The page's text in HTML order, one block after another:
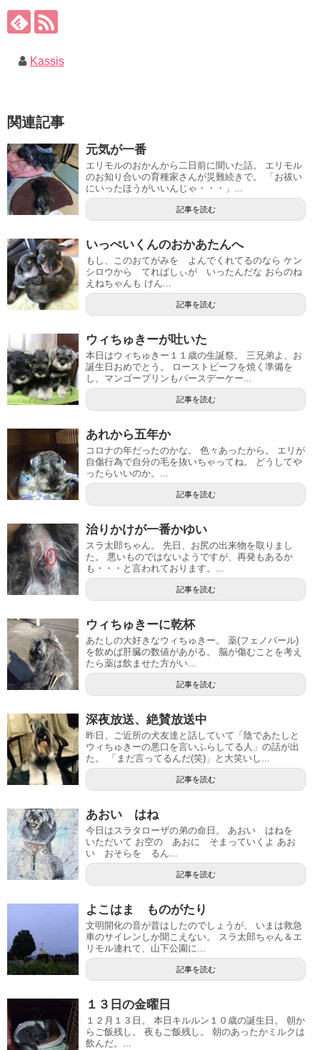
Kassis
関連記事
元気が一番
エリモルのおかんから二日前に聞いた話。 エリモル
のお知り合いの育種家さんが災難続きで。 「お祓い
にいったほうがいいんじゃ・・・」...
記事を読む
いっぺいくんのおかあたんへ
もし、このおてがみを よんでくれてるのなら ケン
シロウから てれぱしぃが いったんだな おらのね
えねちゃんも けん...
記事を読む
ウィちゅきーが吐いた
本日はウィちゅきー１１歳の生誕祭。 三兄弟よ、お
誕生日おめでとう。 ローストビーフを焼く準備を
し、マンゴープリンもバースデーケー...
記事を読む
あれから五年か
コロナの年だったのかな。 色々あったから。 エリが
自傷行為で自分の毛を抜いちゃってね。 どうしてや
ったらいいのか。...
記事を読む
治りかけが一番かゆい
スラ太郎ちゃん。 先日、お尻の出来物を取りまし
た。 悪いものではないようですが、再発もあるか
も・・・と言われております。...
記事を読む
ウィちゅきーに乾杯
あたしの大好きなウィちゅきー。 薬(フェノバール)
を飲めば肝臓の数値があがる。 脳が傷むことを考え
たら薬は飲ませた方がい...
記事を読む
深夜放送、絶賛放送中
昨日、ご近所の犬友達と話していて「陰であたしと
ウィちゅきーの悪口を言いふらしてる人」の話が出
た。 「まだ言ってるんだ(笑)」と大笑いし...
記事を読む
あおい はね
今日はスラタローザの弟の命日。 あおい はねを
いただいて お空の あおに そまっていくよ あお
い おそらを るん...
記事を読む
よこはま ものがたり
文明開化の音が昔はしたのでしょうが、 いまは救急
車のサイレンしか聞こえない。 スラ太郎ちゃん＆エ
リモル連れて、山下公園に...
記事を読む
１３日の金曜日
１２月１３日。 本日キルルン１０歳の誕生日。 朝か
らご飯残し。 夜もご飯残し。 朝のあったかミルクは
飲んだ。...